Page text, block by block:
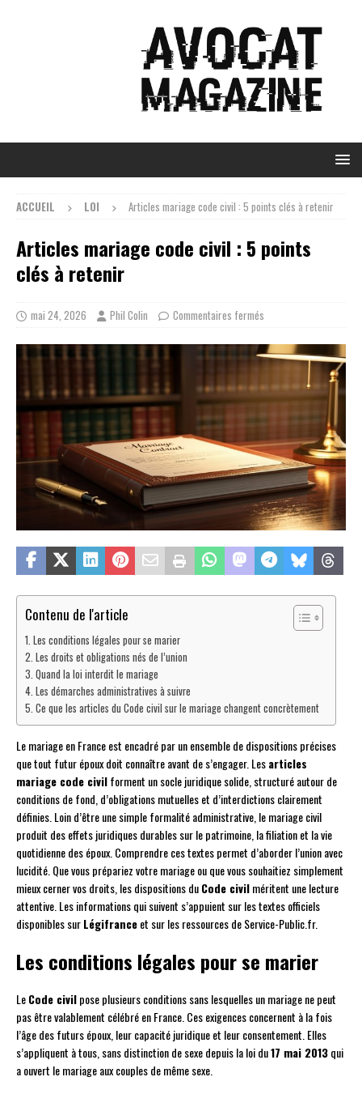
ACCUEIL LOI Articles mariage code civil : 5 points clés à retenir
Articles mariage code civil : 5 points
clés à retenir
mai 24, 2026 Phil Colin Commentaires fermés
Contenu de l'article
Les conditions légales pour se marier
Les droits et obligations nés de l’union
Quand la loi interdit le mariage
Les démarches administratives à suivre
Ce que les articles du Code civil sur le mariage changent concrètement
Le mariage en France est encadré par un ensemble de dispositions précises
que tout futur époux doit connaître avant de s’engager. Lesarticles
mariage code civilforment un socle juridique solide, structuré autour de
conditions de fond, d’obligations mutuelles et d’interdictions clairement
définies. Loin d’être une simple formalité administrative, le mariage civil
produit des effets juridiques durables sur le patrimoine, la filiation et la vie
quotidienne des époux. Comprendre ces textes permet d’aborder l’union avec
lucidité. Que vous prépariez votre mariage ou que vous souhaitiez simplement
mieux cerner vos droits, les dispositions duCode civilméritent une lecture
attentive. Les informations qui suivent s’appuient sur les textes officiels
disponibles surLégifranceet sur les ressources de Service-Public.fr.
Les conditions légales pour se marier
LeCode civilpose plusieurs conditions sans lesquelles un mariage ne peut
pas être valablement célébré en France. Ces exigences concernent à la fois
l’âge des futurs époux, leur capacité juridique et leur consentement. Elles
s’appliquent à tous, sans distinction de sexe depuis la loi du17 mai 2013qui
a ouvert le mariage aux couples de même sexe.